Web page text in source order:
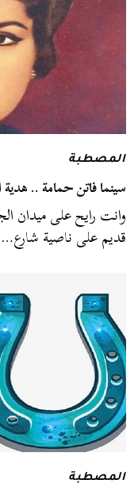
المصطبة
سينما فاتن حمامة .. هدية
وانت رايح على ميدان
قديم على ناصية شارع…
المصطبة